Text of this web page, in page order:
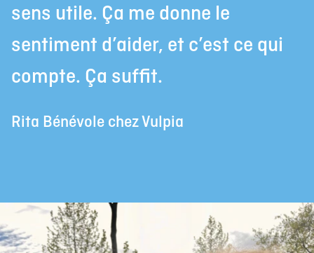
sens utile. Ça me donne le
sentiment d’aider, et c’est ce qui
compte. Ça suffit.
Rita Bénévole chez Vulpia